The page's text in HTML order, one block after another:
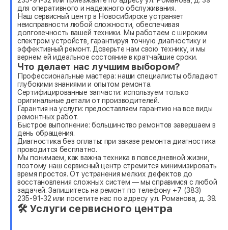
для оперативного и надежного обслуживания.
Наш сервисный центр в Новосибирске устраняет
неисправности любой сложности, обеспечивая
долговечность вашей техники. Мы работаем с широким
спектром устройств, гарантируя точную диагностику и
эффективный ремонт. Доверьте нам свою технику, и мы
вернем ей идеальное состояние в кратчайшие сроки.
Что делает нас лучшим выбором?
Профессиональные мастера: наши специалисты обладают
глубокими знаниями и опытом ремонта.
Сертифицированные запчасти: используем только
оригинальные детали от производителей.
Гарантия на услуги: предоставляем гарантию на все виды
ремонтных работ.
Быстрое выполнение: большинство ремонтов завершаем в
день обращения.
Диагностика без оплаты: при заказе ремонта диагностика
проводится бесплатно.
Мы понимаем, как важна техника в повседневной жизни,
поэтому наш сервисный центр стремится минимизировать
время простоя. От устранения мелких дефектов до
восстановления сложных систем — мы справимся с любой
задачей. Запишитесь на ремонт по телефону +7 (383)
235-91-32 или посетите нас по адресу ул. Романова, д. 39.
🛠 Услуги сервисного центра